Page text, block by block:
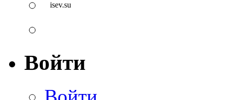
isev.su
Войти